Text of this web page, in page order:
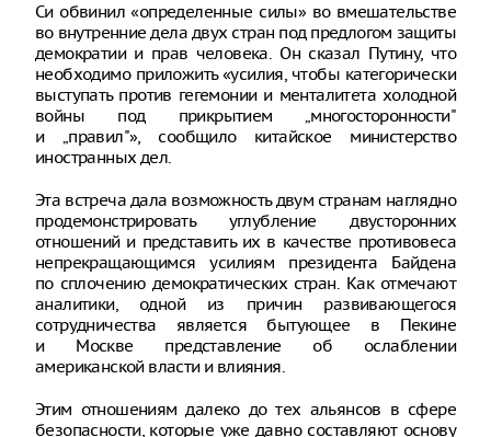
Си обвинил «определенные силы» во вмешательстве
во внутренние дела двух стран под предлогом защиты
демократии и прав человека. Он сказал Путину, что
необходимо приложить «усилия, чтобы категорически
выступать против гегемонии и менталитета холодной
войны под прикрытием „многосторонности"
и „правил"», сообщило китайское министерство
иностранных дел.
Эта встреча дала возможность двум странам наглядно
продемонстрировать углубление двусторонних
отношений и представить их в качестве противовеса
непрекращающимся усилиям президента Байдена
по сплочению демократических стран. Как отмечают
аналитики, одной из причин развивающегося
сотрудничества является бытующее в Пекине
и Москве представление об ослаблении
американской власти и влияния.
Этим отношениям далеко до тех альянсов в сфере
безопасности, которые уже давно составляют основу